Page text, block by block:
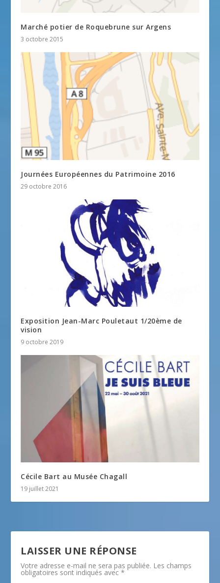
Marché potier de Roquebrune sur Argens
3 octobre 2015
Journées Européennes du Patrimoine 2016
29 octobre 2016
Exposition Jean-Marc Pouletaut 1/20ème de
vision
9 octobre 2019
Cécile Bart au Musée Chagall
19 juillet 2021
LAISSER UNE RÉPONSE
Votre adresse e-mail ne sera pas publiée. Les champs
obligatoires sont indiqués avec*